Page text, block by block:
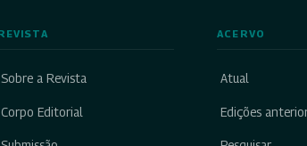
Sobre a Revista
Corpo Editorial
ACERVO
Atual
Edições